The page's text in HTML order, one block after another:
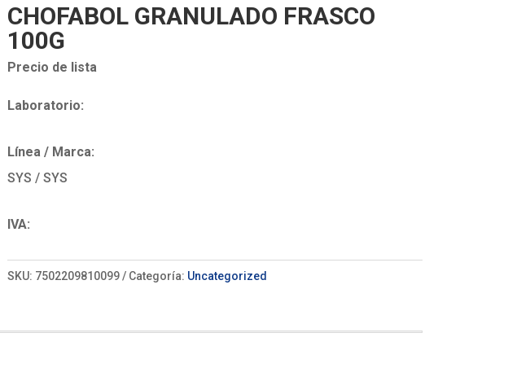
CHOFABOL GRANULADO FRASCO
100G
Precio de lista
Laboratorio:
Línea / Marca:
SYS / SYS
IVA:
SKU: 7502209810099 Categoría: Uncategorized